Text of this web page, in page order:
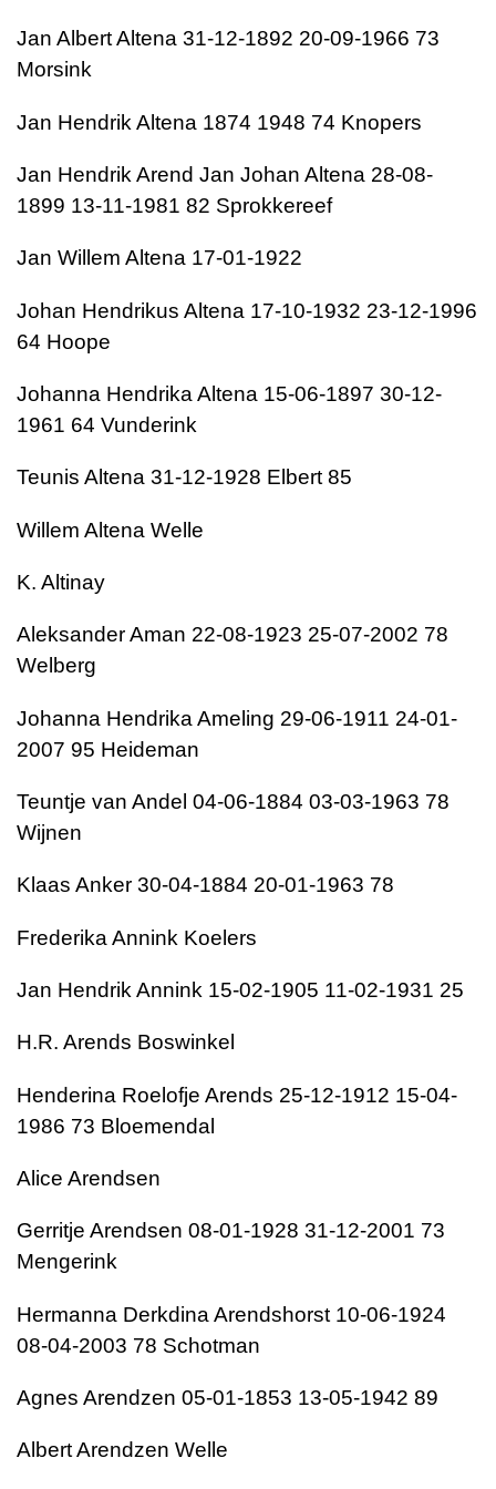
Jan Albert Altena 31-12-1892 20-09-1966 73
Morsink
Jan Hendrik Altena 1874 1948 74 Knopers
Jan Hendrik Arend Jan Johan Altena 28-08-
1899 13-11-1981 82 Sprokkereef
Jan Willem Altena 17-01-1922
Johan Hendrikus Altena 17-10-1932 23-12-1996
64 Hoope
Johanna Hendrika Altena 15-06-1897 30-12-
1961 64 Vunderink
Teunis Altena 31-12-1928 Elbert 85
Willem Altena Welle
K. Altinay
Aleksander Aman 22-08-1923 25-07-2002 78
Welberg
Johanna Hendrika Ameling 29-06-1911 24-01-
2007 95 Heideman
Teuntje van Andel 04-06-1884 03-03-1963 78
Wijnen
Klaas Anker 30-04-1884 20-01-1963 78
Frederika Annink Koelers
Jan Hendrik Annink 15-02-1905 11-02-1931 25
H.R. Arends Boswinkel
Henderina Roelofje Arends 25-12-1912 15-04-
1986 73 Bloemendal
Alice Arendsen
Gerritje Arendsen 08-01-1928 31-12-2001 73
Mengerink
Hermanna Derkdina Arendshorst 10-06-1924
08-04-2003 78 Schotman
Agnes Arendzen 05-01-1853 13-05-1942 89
Albert Arendzen Welle